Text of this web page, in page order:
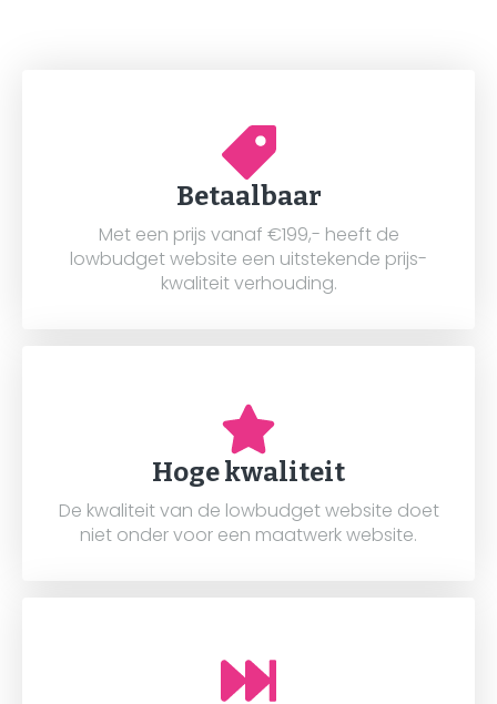
Betaalbaar
Met een prijs vanaf €199,- heeft de
lowbudget website een uitstekende prijs-
kwaliteit verhouding.
Hoge kwaliteit
De kwaliteit van de lowbudget website doet
niet onder voor een maatwerk website.